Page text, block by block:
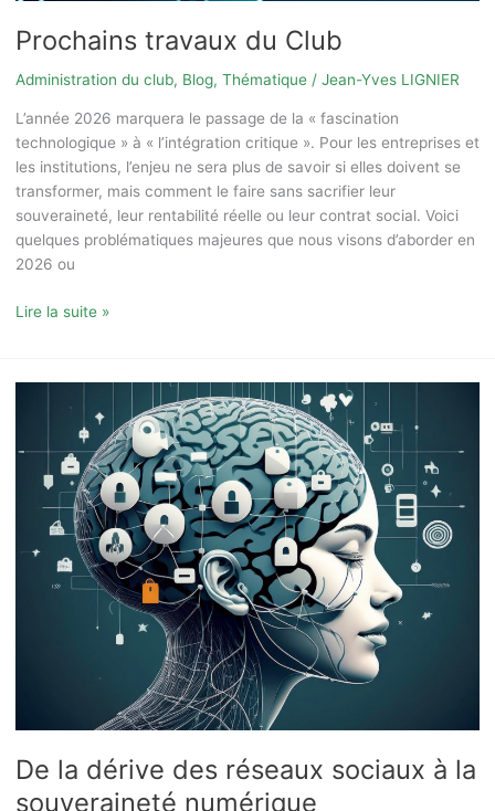
Prochains travaux du Club
Administration du club, Blog, Thématique/ Jean-Yves LIGNIER
L’année 2026 marquera le passage de la « fascination
technologique » à « l’intégration critique ». Pour les entreprises et
les institutions, l’enjeu ne sera plus de savoir si elles doivent se
transformer, mais comment le faire sans sacrifier leur
souveraineté, leur rentabilité réelle ou leur contrat social. Voici
quelques problématiques majeures que nous visons d’aborder en
2026 ou
Lire la suite »
De la dérive des réseaux sociaux à la
souveraineté numérique
réseaux
souveraineté